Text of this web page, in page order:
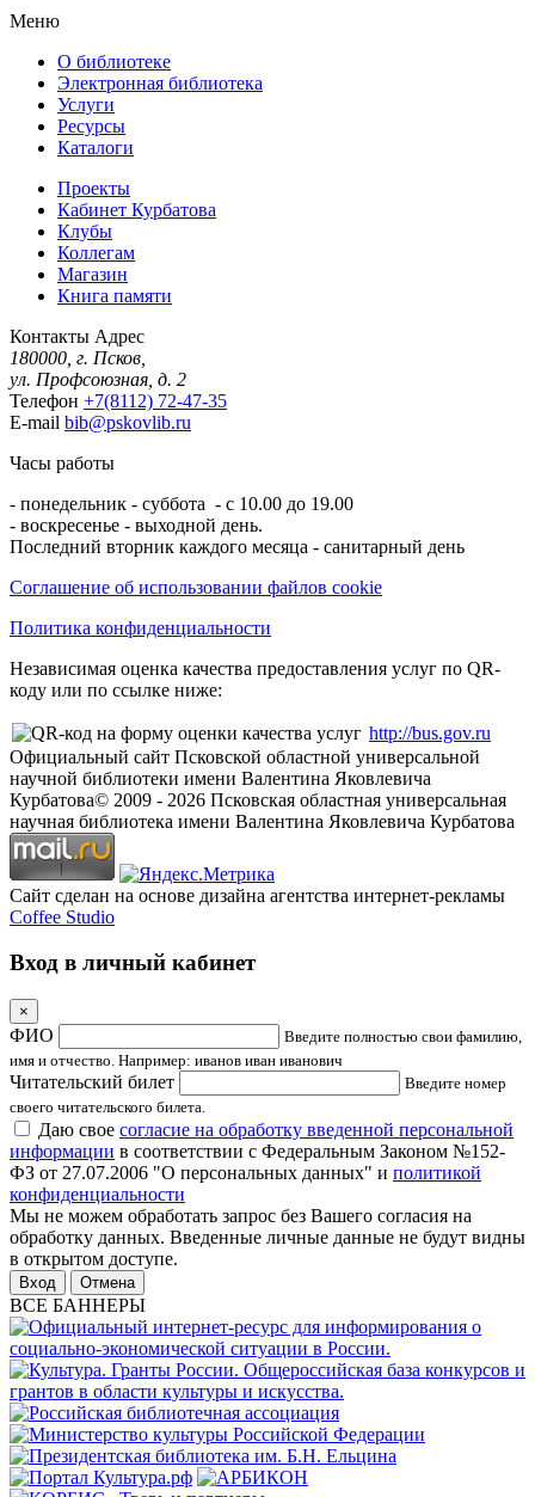
Меню
О библиотеке
Электронная библиотека
Услуги
Ресурсы
Каталоги
Проекты
Кабинет Курбатова
Клубы
Коллегам
Магазин
Книга памяти
Контакты Адрес
180000, г. Псков,
ул. Профсоюзная, д. 2
Телефон +7(8112) 72-47-35
E-mail bib@pskovlib.ru
Часы работы
- понедельник - суббота - с 10.00 до 19.00
- воскресенье - выходной день.
Последний вторник каждого месяца - санитарный день
Соглашение об использовании файлов cookie
Политика конфиденциальности
Независимая оценка качества предоставления услуг по QR-
коду или по ссылке ниже:
http://bus.gov.ru
Официальный сайт Псковской областной универсальной
научной библиотеки имени Валентина Яковлевича
Курбатова© 2009 - 2026 Псковская областная универсальная
научная библиотека имени Валентина Яковлевича Курбатова
Сайт сделан на основе дизайна агентства интернет-рекламы
Coffee Studio
Вход в личный кабинет
×
ФИО
Введите полностью свои фамилию,
имя и отчество. Например: иванов иван иванович
Читательский билет
Введите номер
своего читательского билета.
Даю свое согласие на обработку введенной персональной
информации в соответствии с Федеральным Законом №152-
ФЗ от 27.07.2006 "О персональных данных" и политикой
конфиденциальности
Мы не можем обработать запрос без Вашего согласия на
обработку данных. Введенные личные данные не будут видны
в открытом доступе.
Отмена
ВСЕ БАННЕРЫ